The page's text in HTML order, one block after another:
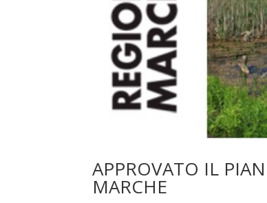
APPROVATO IL
MARCHE